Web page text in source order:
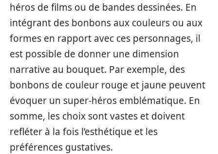
héros de films ou de bandes dessinées. En
intégrant des bonbons aux couleurs ou aux
formes en rapport avec ces personnages, il
est possible de donner une dimension
narrative au bouquet. Par exemple, des
bonbons de couleur rouge et jaune peuvent
évoquer un super-héros emblématique. En
somme, les choix sont vastes et doivent
refléter à la fois l’esthétique et les
préférences gustatives.